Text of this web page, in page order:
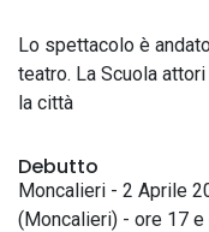
Lo spettacolo è
teatro. La Scuola
la città
Debutto
Moncalieri - 2 Aprile
(Moncalieri) - ore 17